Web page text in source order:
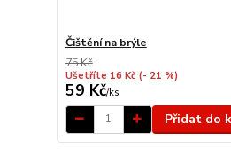
Čištění na brýle
75 Kč
Ušetříte 16 Kč (- 21 %)
59 Kč/ks
Přidat do